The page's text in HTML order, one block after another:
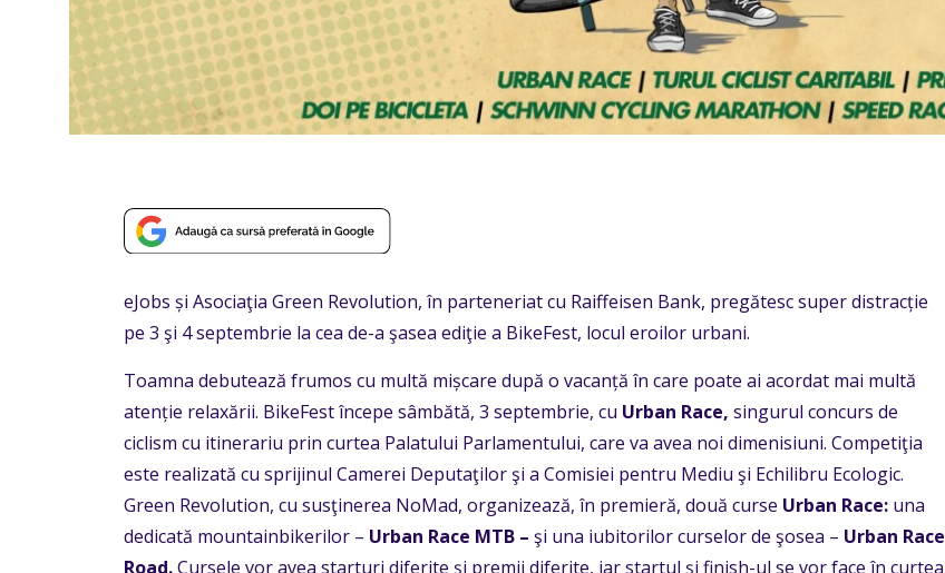
eJobs și Asociaţia Green Revolution, în parteneriat cu Raiffeisen Bank, pregătesc super distracție
pe 3 şi 4 septembrie la cea de-a şasea ediţie a BikeFest, locul eroilor urbani.
Toamna debutează frumos cu multă mișcare după o vacanță în care poate ai acordat mai multă
atenție relaxării. BikeFest începe sâmbătă, 3 septembrie, cu Urban Race, singurul concurs de
ciclism cu itinerariu prin curtea Palatului Parlamentului, care va avea noi dimenisiuni. Competiţia
este realizată cu sprijinul Camerei Deputaţilor şi a Comisiei pentru Mediu şi Echilibru Ecologic.
Green Revolution, cu susţinerea NoMad, organizează, în premieră, două curse Urban Race:una
dedicată mountainbikerilor – Urban Race MTB – şi una iubitorilor curselor de şosea – Urban Race
Road.Cursele vor avea starturi diferite şi premii diferite, iar startul şi finish-ul se vor face în curtea